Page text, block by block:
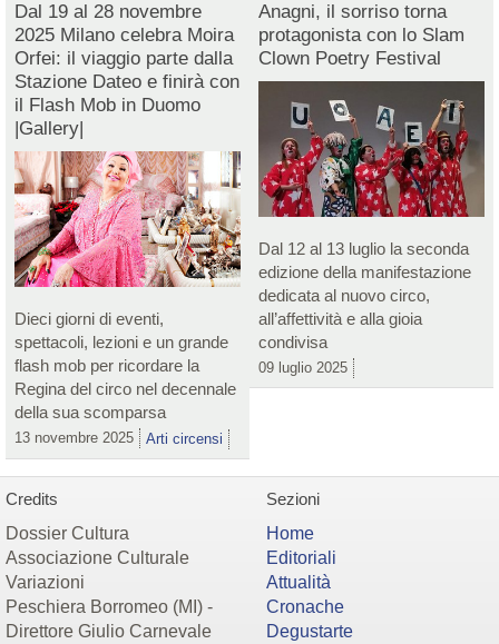
Dal 19 al 28 novembre
2025 Milano celebra Moira
Orfei: il viaggio parte dalla
Stazione Dateo e finirà con
il Flash Mob in Duomo
|Gallery|
Dieci giorni di eventi,
spettacoli, lezioni e un grande
flash mob per ricordare la
Regina del circo nel decennale
della sua scomparsa
13 novembre 2025 Arti circensi
Anagni, il sorriso torna
protagonista con lo Slam
Clown Poetry Festival
Dal 12 al 13 luglio la seconda
edizione della manifestazione
dedicata al nuovo circo,
all’affettività e alla gioia
condivisa
09 luglio 2025
Credits
Dossier Cultura
Associazione Culturale
Variazioni
Peschiera Borromeo (MI) -
Direttore Giulio Carnevale
Sezioni
Home
Editoriali
Attualità
Cronache
Degustarte